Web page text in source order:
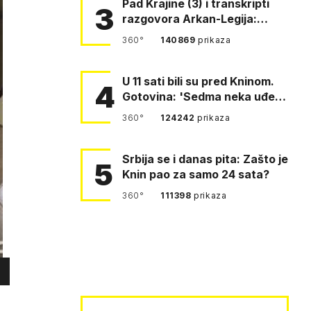
3
Pad Krajine (3) i transkripti
razgovora Arkan-Legija:
'Čujem, prelazite ustašam…
360° 140869prikaza
4 U 11 sati bili su pred Kninom.
Gotovina: 'Sedma neka uđe,
4. gardijska neka g…
360° 124242prikaza
5
Srbija se i danas pita: Zašto je
Knin pao za samo 24 sata?
360° 111398prikaza